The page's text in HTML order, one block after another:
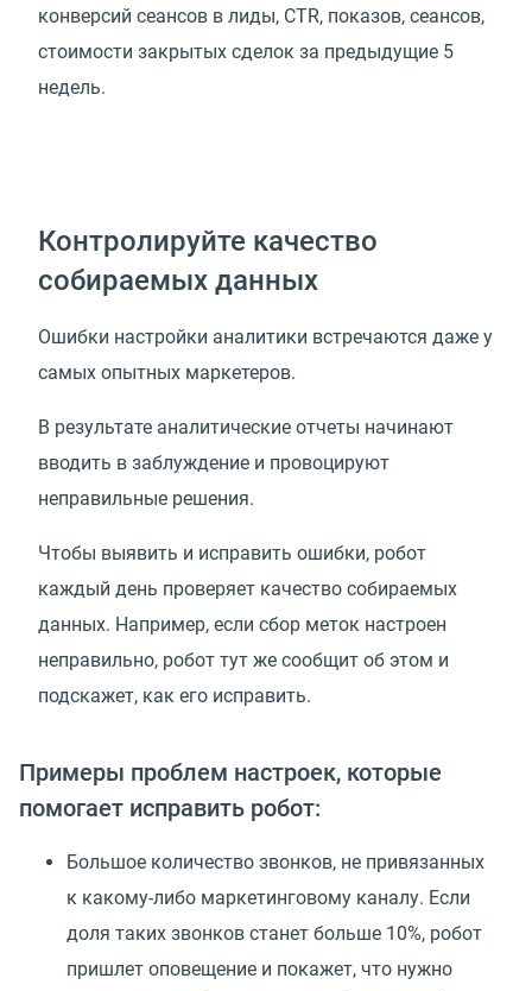
конверсий сеансов в лиды, CTR, показов, сеансов,
стоимости закрытых сделок за предыдущие 5
недель.
Контролируйте качество
собираемых данных
Ошибки настройки аналитики встречаются даже у
самых опытных маркетеров.
В результате аналитические отчеты начинают
вводить в заблуждение и провоцируют
неправильные решения.
Чтобы выявить и исправить ошибки, робот
каждый день проверяет качество собираемых
данных. Например, если сбор меток настроен
неправильно, робот тут же сообщит об этом и
подскажет, как его исправить.
Примеры проблем настроек, которые
помогает исправить робот:
Большое количество звонков, не привязанных
к какому-либо маркетинговому каналу. Если
доля таких звонков станет больше 10%, робот
пришлет оповещение и покажет, что нужно